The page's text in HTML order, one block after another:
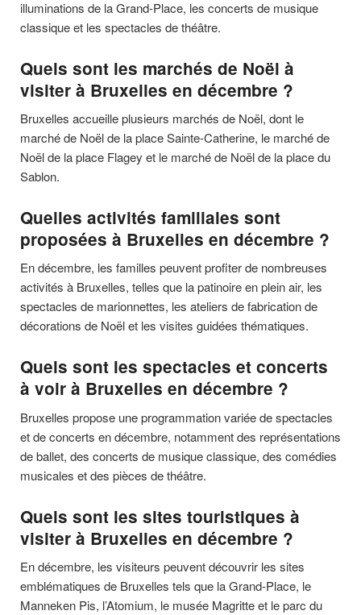
illuminations de la Grand-Place, les concerts de musique
classique et les spectacles de théâtre.
Quels sont les marchés de Noël à
visiter à Bruxelles en décembre ?
Bruxelles accueille plusieurs marchés de Noël, dont le
marché de Noël de la place Sainte-Catherine, le marché de
Noël de la place Flagey et le marché de Noël de la place du
Sablon.
Quelles activités familiales sont
proposées à Bruxelles en décembre ?
En décembre, les familles peuvent profiter de nombreuses
activités à Bruxelles, telles que la patinoire en plein air, les
spectacles de marionnettes, les ateliers de fabrication de
décorations de Noël et les visites guidées thématiques.
Quels sont les spectacles et concerts
à voir à Bruxelles en décembre ?
Bruxelles propose une programmation variée de spectacles
et de concerts en décembre, notamment des représentations
de ballet, des concerts de musique classique, des comédies
musicales et des pièces de théâtre.
Quels sont les sites touristiques à
visiter à Bruxelles en décembre ?
En décembre, les visiteurs peuvent découvrir les sites
emblématiques de Bruxelles tels que la Grand-Place, le
Manneken Pis, l’Atomium, le musée Magritte et le parc du